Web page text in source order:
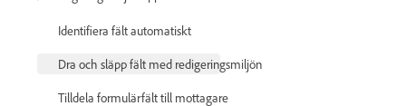
Identifiera fält automatiskt
Dra och släpp fält med redigeringsmiljön
Tilldela formulärfält till mottagare